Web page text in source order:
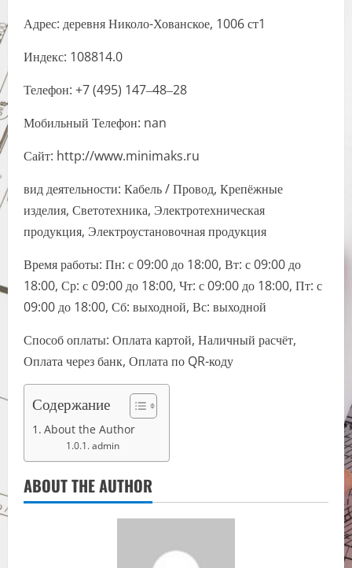
Адрес: деревня Николо-Хованское, 1006 ст1
Индекс: 108814.0
Телефон: +7 (495) 147‒48‒28
Мобильный Телефон: nan
Сайт: http://www.minimaks.ru
вид деятельности: Кабель / Провод, Крепёжные
изделия, Светотехника, Электротехническая
продукция, Электроустановочная продукция
Время работы: Пн: с 09:00 до 18:00, Вт: с 09:00 до
18:00, Ср: с 09:00 до 18:00, Чт: с 09:00 до 18:00, Пт: с
09:00 до 18:00, Сб: выходной, Вс: выходной
Способ оплаты: Оплата картой, Наличный расчёт,
Оплата через банк, Оплата по QR-коду
Содержание
About the Author
admin
ABOUT THE AUTHOR